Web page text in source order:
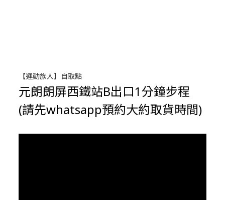
【運動族人】自取點
元朗朗屏西鐵站B出口1分鐘步程
(請先whatsapp預約大約取貨時間)